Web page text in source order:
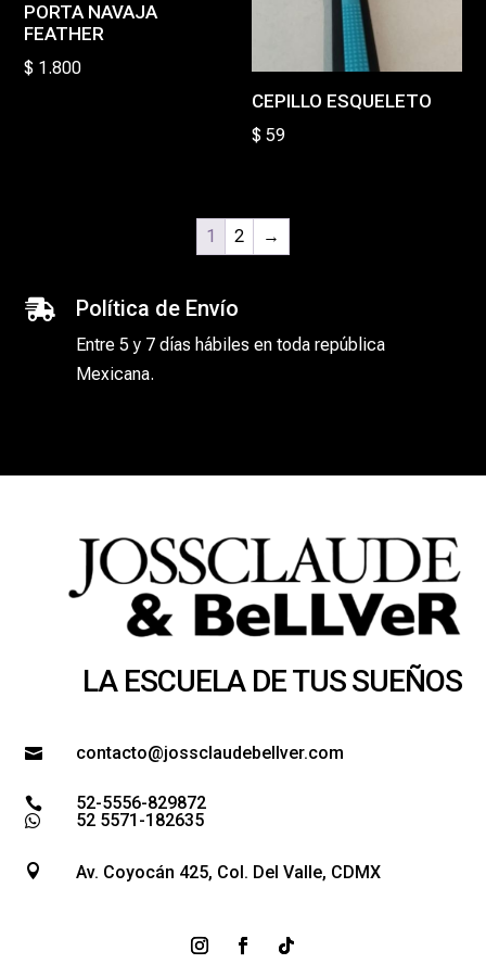
PORTA NAVAJA
FEATHER
$ 1.800
CEPILLO ESQUELETO
$ 59
1 2 →
 Política de Envío
Entre 5 y 7 días hábiles en toda república
Mexicana.
LA ESCUELA DE TUS SUEÑOS
 contacto@jossclaudebellver.com
 52-5556-829872
 52 5571-182635
 Av. Coyocán 425, Col. Del Valle, CDMX